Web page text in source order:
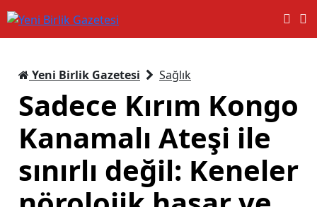
Yeni Birlik Gazetesi Sağlık
Sadece Kırım Kongo
Kanamalı Ateşi ile
sınırlı değil: Keneler